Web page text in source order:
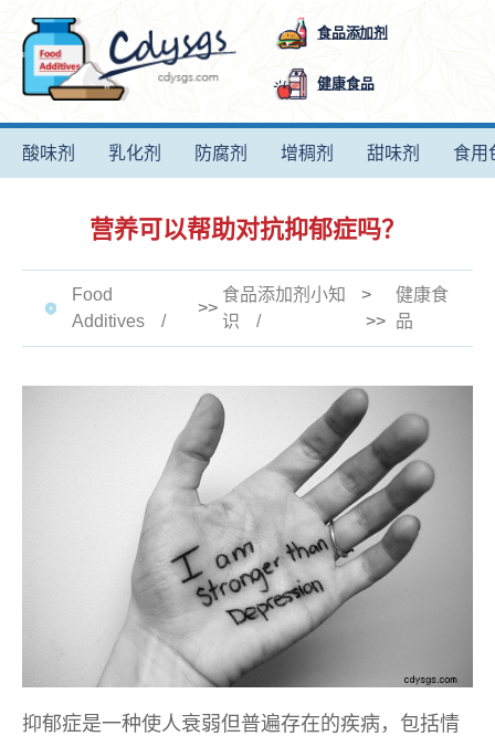
食品添加剂
健康食品
酸味剂 乳化剂 防腐剂 增稠剂 甜味剂 食用
营养可以帮助对抗抑郁症吗？
Food
Additives
>>
食品添加剂小知
识
>
>>
健康食
品
抑郁症是一种使人衰弱但普遍存在的疾病，包括情